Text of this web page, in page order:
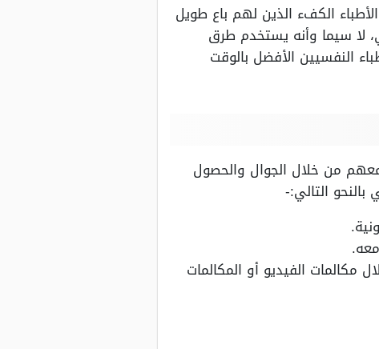
الكفء الذين لهم باع طويل
لا سيما وأنه يستخدم طرق
النفسيين الأفضل بالوقت
معهم من خلال الجوال والحصول
التالي:-
مكالمات الفيديو أو المكالمات